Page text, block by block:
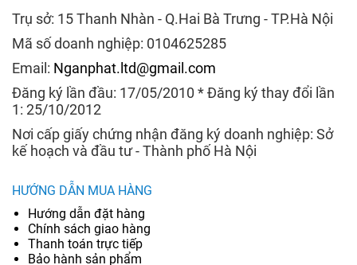
Trụ sở: 15 Thanh Nhàn - Q.Hai Bà Trưng - TP.Hà Nội
Mã số doanh nghiệp: 0104625285
Email: Nganphat.ltd@gmail.com
Đăng ký lần đầu: 17/05/2010 * Đăng ký thay đổi lần
1: 25/10/2012
Nơi cấp giấy chứng nhận đăng ký doanh nghiệp: Sở
kế hoạch và đầu tư - Thành phố Hà Nội
HƯỚNG DẪN MUA HÀNG
Hướng dẫn đặt hàng
Chính sách giao hàng
Thanh toán trực tiếp
Bảo hành sản phẩm